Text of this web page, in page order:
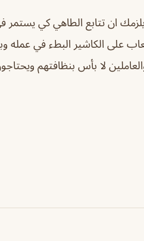
ان تتابع الطاهي كي يستمر
على الكاشير البطء في عمله
لا بأس بنظافتهم